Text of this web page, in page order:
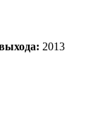
2013